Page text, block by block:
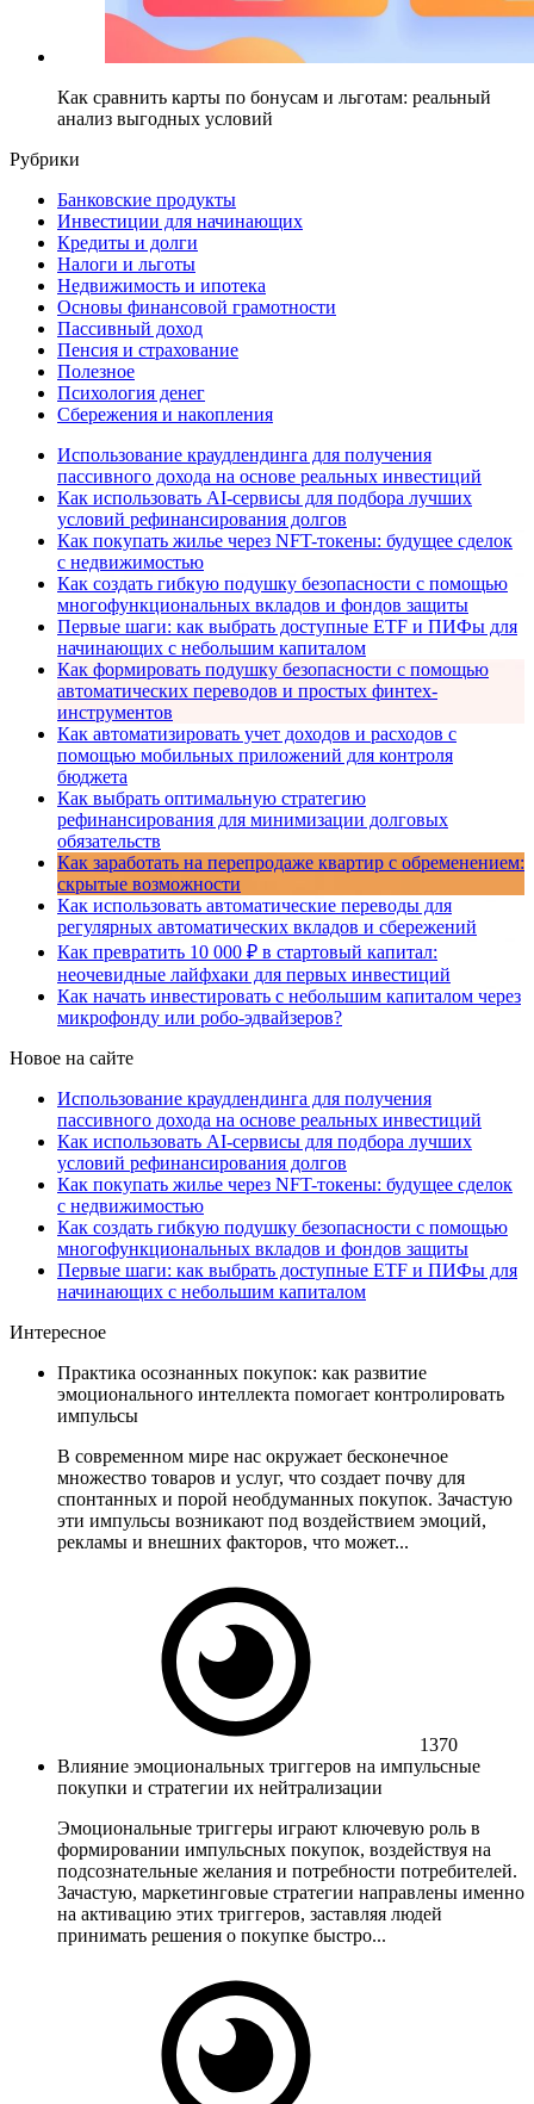
Как сравнить карты по бонусам и льготам: реальный
анализ выгодных условий
Рубрики
Банковские продукты
Инвестиции для начинающих
Кредиты и долги
Налоги и льготы
Недвижимость и ипотека
Основы финансовой грамотности
Пассивный доход
Пенсия и страхование
Полезное
Психология денег
Сбережения и накопления
Использование краудлендинга для получения
пассивного дохода на основе реальных инвестиций
Как использовать AI-сервисы для подбора лучших
условий рефинансирования долгов
Как покупать жилье через NFT-токены: будущее сделок
с недвижимостью
Как создать гибкую подушку безопасности с помощью
многофункциональных вкладов и фондов защиты
Первые шаги: как выбрать доступные ETF и ПИФы для
начинающих с небольшим капиталом
Как формировать подушку безопасности с помощью
автоматических переводов и простых финтех-
инструментов
Как автоматизировать учет доходов и расходов с
помощью мобильных приложений для контроля
бюджета
Как выбрать оптимальную стратегию
рефинансирования для минимизации долговых
обязательств
Как заработать на перепродаже квартир с обременением:
скрытые возможности
Как использовать автоматические переводы для
регулярных автоматических вкладов и сбережений
Как превратить 10 000 ₽ в стартовый капитал:
неочевидные лайфхаки для первых инвестиций
Как начать инвестировать с небольшим капиталом через
микрофонду или робо-эдвайзеров?
Новое на сайте
Использование краудлендинга для получения
пассивного дохода на основе реальных инвестиций
Как использовать AI-сервисы для подбора лучших
условий рефинансирования долгов
Как покупать жилье через NFT-токены: будущее сделок
с недвижимостью
Как создать гибкую подушку безопасности с помощью
многофункциональных вкладов и фондов защиты
Первые шаги: как выбрать доступные ETF и ПИФы для
начинающих с небольшим капиталом
Интересное
Практика осознанных покупок: как развитие
эмоционального интеллекта помогает контролировать
импульсы
В современном мире нас окружает бесконечное
множество товаров и услуг, что создает почву для
спонтанных и порой необдуманных покупок. Зачастую
эти импульсы возникают под воздействием эмоций,
рекламы и внешних факторов, что может...
1370
Влияние эмоциональных триггеров на импульсные
покупки и стратегии их нейтрализации
Эмоциональные триггеры играют ключевую роль в
формировании импульсных покупок, воздействуя на
подсознательные желания и потребности потребителей.
Зачастую, маркетинговые стратегии направлены именно
на активацию этих триггеров, заставляя людей
принимать решения о покупке быстро...